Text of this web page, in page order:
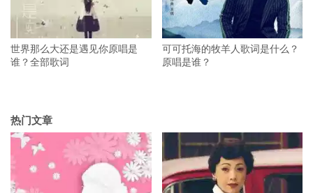
世界那么大还是遇见你原唱是
谁？全部歌词
可可托海的牧羊人歌词是什么？
原唱是谁？
热门文章